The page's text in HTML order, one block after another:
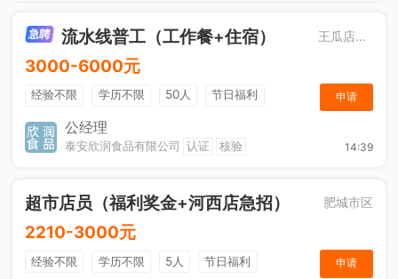
流水线普工（工作餐+住宿） 王瓜店街道
3000-6000元
经验不限 学历不限 50人
节日福利
工作餐
申请
公经理
泰安欣润食品有限公司 认证 核验 14:39
超市店员（福利奖金+河西店急招） 肥城市区
2210-3000元
经验不限 学历不限 5人
节日福利
申请